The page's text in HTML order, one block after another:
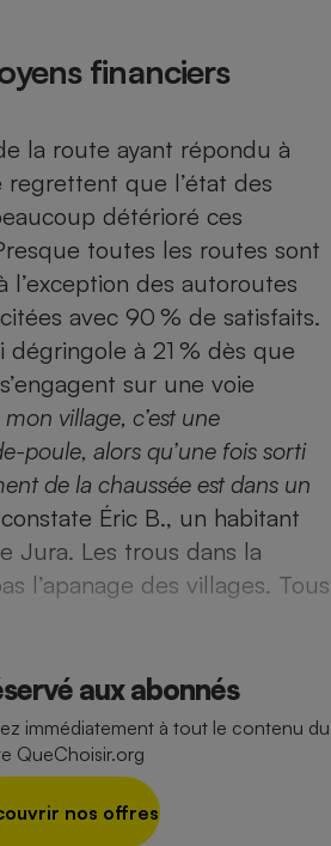
financiers
la route ayant répondu à
que l’état des
détérioré ces
toutes les routes sont
l’exception des autoroutes
avec 90 % de satisfaits.
dégringole à 21 % dès que
sur une voie
village, c’est une
poule, alors qu’une fois sorti
de la chaussée est dans un
Éric B., un habitant
Jura. Les trous dans la
l’apanage des villages. Tous
aux abonnés
immédiatement à tout le contenu du
QueChoisir.org
nos offres
bouteille
Banque
Lave-linge
Plaque de cuisson à
induction
Climatiseur -
Téléviseur
Téléphone mobile -
Smartphone
Antivirus
Radiateur électrique
Climatiseur -
Antimoustique